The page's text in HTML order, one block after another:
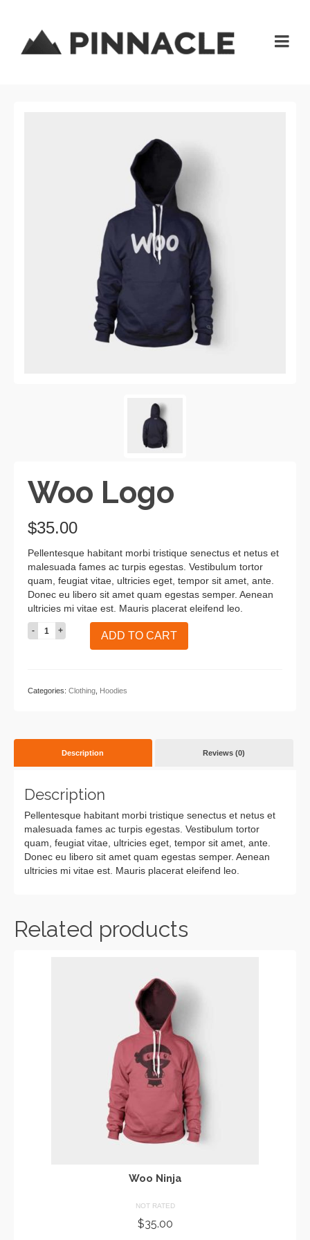
Woo Logo
$35.00
Pellentesque habitant morbi tristique senectus et netus et
malesuada fames ac turpis egestas. Vestibulum tortor
quam, feugiat vitae, ultricies eget, tempor sit amet, ante.
Donec eu libero sit amet quam egestas semper. Aenean
ultricies mi vitae est. Mauris placerat eleifend leo.
Woo
Logo
ADD TO CART
Categories: Clothing Hoodies
Description Reviews (0)
Description
Pellentesque habitant morbi tristique senectus et netus et
malesuada fames ac turpis egestas. Vestibulum tortor
quam, feugiat vitae, ultricies eget, tempor sit amet, ante.
Donec eu libero sit amet quam egestas semper. Aenean
ultricies mi vitae est. Mauris placerat eleifend leo.
Related products
Woo Ninja
NOT RATED
$35.00